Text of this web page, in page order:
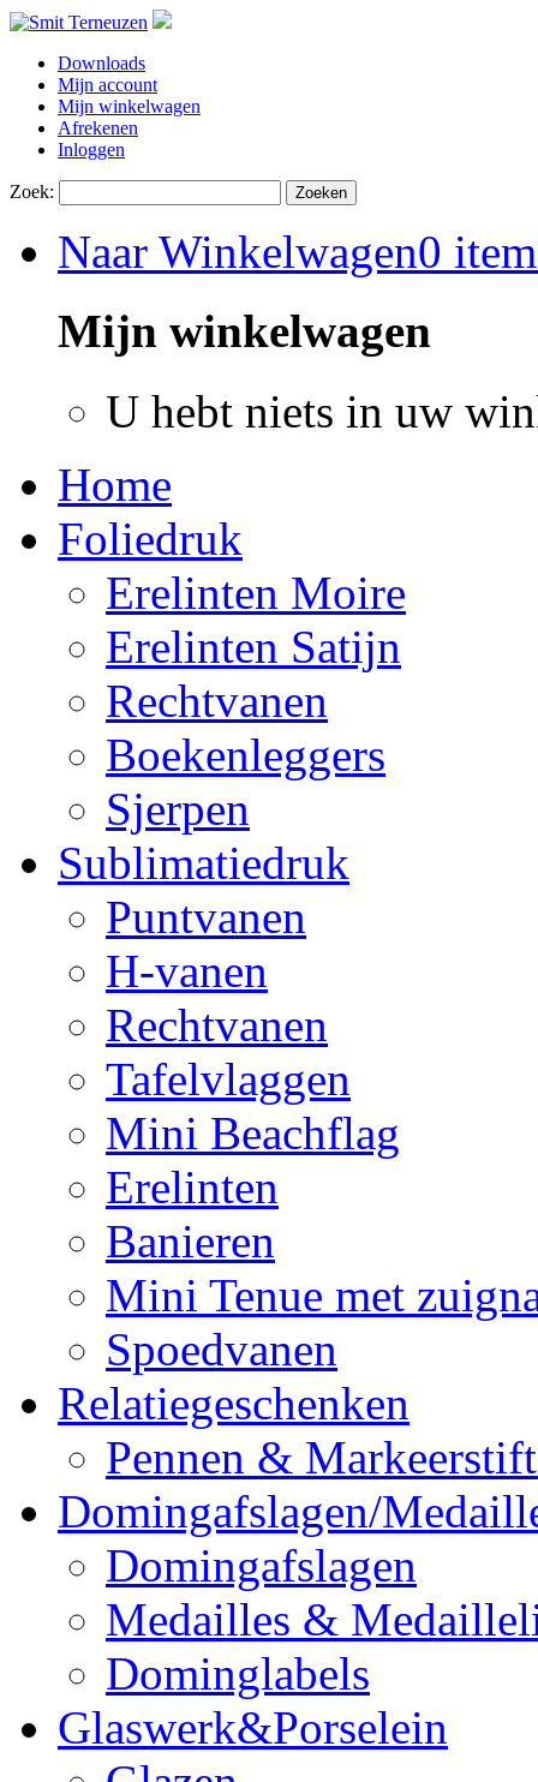
Downloads
Mijn account
Mijn winkelwagen
Afrekenen
Inloggen
Zoek: Zoeken
Naar Winkelwagen0
Mijn winkelwagen
U hebt niets in uw
Home
Foliedruk
Erelinten Moire
Erelinten Satijn
Rechtvanen
Boekenleggers
Sjerpen
Sublimatiedruk
Puntvanen
H-vanen
Rechtvanen
Tafelvlaggen
Mini Beachflag
Erelinten
Banieren
Mini Tenue met
Spoedvanen
Relatiegeschenken
Pennen &
Domingafslagen/
Domingafslagen
Medailles &
Dominglabels
Glaswerk&Porselein